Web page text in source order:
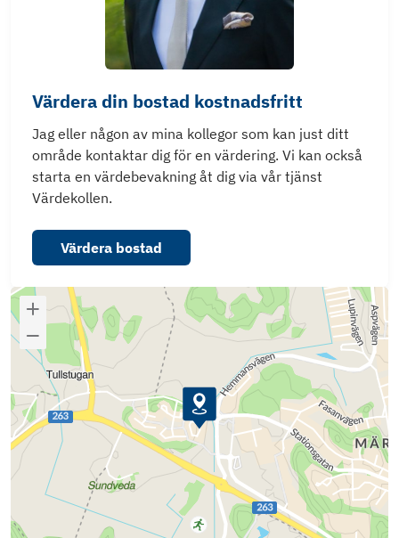
Värdera din bostad kostnadsfritt
Jag eller någon av mina kollegor som kan just ditt
område kontaktar dig för en värdering. Vi kan också
starta en värdebevakning åt dig via vår tjänst
Värdekollen.
Värdera bostad